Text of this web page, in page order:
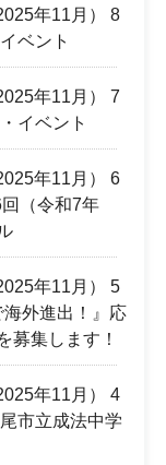
年11月） 8
ベント
年11月） 7
イベント
年11月） 6
（令和7年
年11月） 5
外進出！』応
募集します！
年11月） 4
市立成法中学